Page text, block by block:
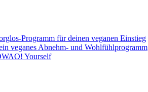
Programm für deinen veganen Einstieg
veganes Abnehm- und Wohlfühlprogramm
Yourself